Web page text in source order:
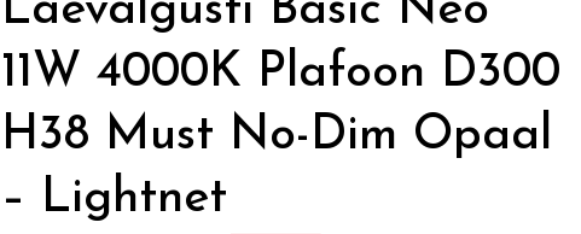
Laevalgusti Basic Neo
11W 4000K Plafoon D300
H38 Must No-Dim Opaal
– Lightnet